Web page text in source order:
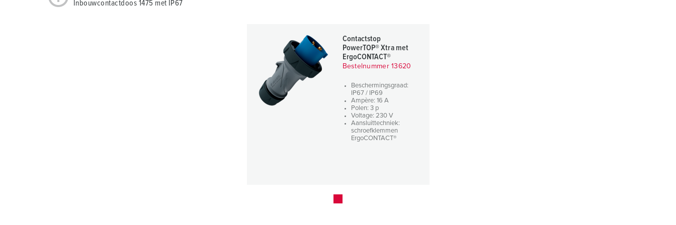
Inbouwcontactdoos 1475 met IP67
Contactstop
PowerTOP® Xtra met
ErgoCONTACT®
Bestelnummer 13620
Beschermingsgraad:
IP67 / IP69
Ampère: 16 A
Polen: 3 p
Voltage: 230 V
Aansluittechniek:
schroefklemmen
ErgoCONTACT®